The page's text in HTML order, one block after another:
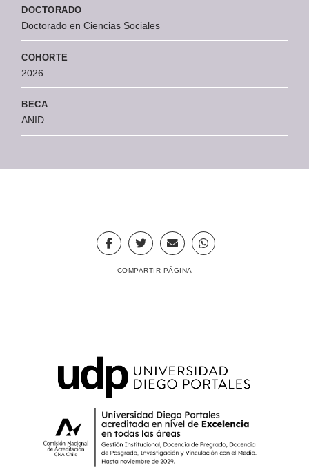
DOCTORADO
Doctorado en Ciencias Sociales
COHORTE
2026
BECA
ANID
COMPARTIR PÁGINA